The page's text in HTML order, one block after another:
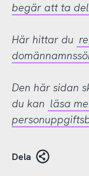
begär att ta
Här hittar du
Den här sidan
du kan läsa
Dela